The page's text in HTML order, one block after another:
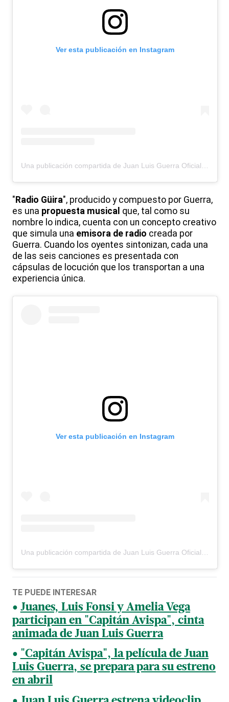
Ver esta publicación en Instagram
"Radio Güira", producido y compuesto por Guerra,
es una propuesta musical que, tal como su
nombre lo indica, cuenta con un concepto creativo
que simula una emisora de radio creada por
Guerra. Cuando los oyentes sintonizan, cada una
de las seis canciones es presentada con
cápsulas de locución que los transportan a una
experiencia única.
Ver esta publicación en Instagram
TE PUEDE INTERESAR
Juanes, Luis Fonsi y Amelia Vega
participan en "Capitán Avispa", cinta
animada de Juan Luis Guerra
"Capitán Avispa", la película de Juan
Luis Guerra, se prepara para su estreno
en abril